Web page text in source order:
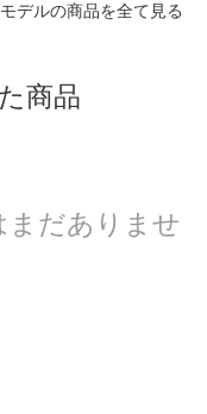
デルの商品を全て見る
商品
まだありませ